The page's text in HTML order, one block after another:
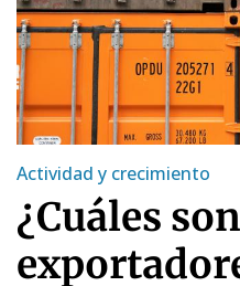
Actividad y crecimiento
¿Cuáles